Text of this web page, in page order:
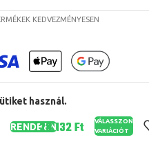
KEDVEZMÉNYESEN
használ.
RENDBEN
VÁLASSZON
VARIÁCIÓT